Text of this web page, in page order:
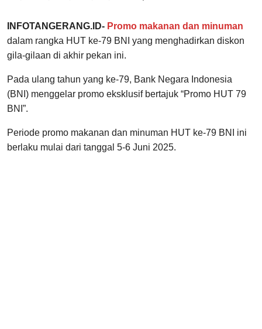
INFOTANGERANG.ID- Promo makanan dan minuman
dalam rangka HUT ke-79 BNI yang menghadirkan diskon
gila-gilaan di akhir pekan ini.
Pada ulang tahun yang ke-79, Bank Negara Indonesia
(BNI) menggelar promo eksklusif bertajuk “Promo HUT 79
BNI”.
Periode promo makanan dan minuman HUT ke-79 BNI ini
berlaku mulai dari tanggal 5-6 Juni 2025.